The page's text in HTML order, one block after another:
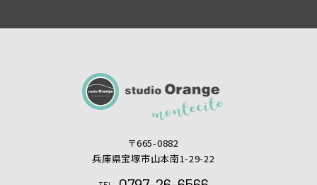
〒665-0882
兵庫県宝塚市山本南1-29-22